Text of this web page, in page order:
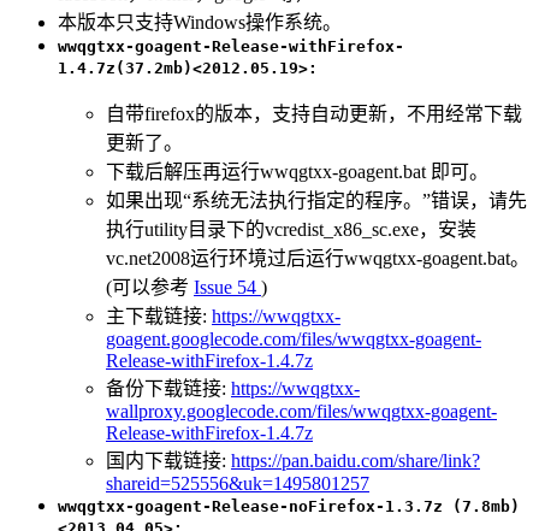
本版本只支持Windows操作系统。
wwqgtxx-goagent-Release-withFirefox-
1.4.7z(37.2mb)<2012.05.19>:
自带firefox的版本，支持自动更新，不用经常下载
更新了。
下载后解压再运行wwqgtxx-goagent.bat 即可。
如果出现“系统无法执行指定的程序。”错误，请先
执行utility目录下的vcredist_x86_sc.exe，安装
vc.net2008运行环境过后运行wwqgtxx-goagent.bat。
(可以参考 Issue 54 )
主下载链接: https://wwqgtxx-
goagent.googlecode.com/files/wwqgtxx-goagent-
Release-withFirefox-1.4.7z
备份下载链接: https://wwqgtxx-
wallproxy.googlecode.com/files/wwqgtxx-goagent-
Release-withFirefox-1.4.7z
国内下载链接: https://pan.baidu.com/share/link?
shareid=525556&uk=1495801257
wwqgtxx-goagent-Release-noFirefox-1.3.7z (7.8mb)